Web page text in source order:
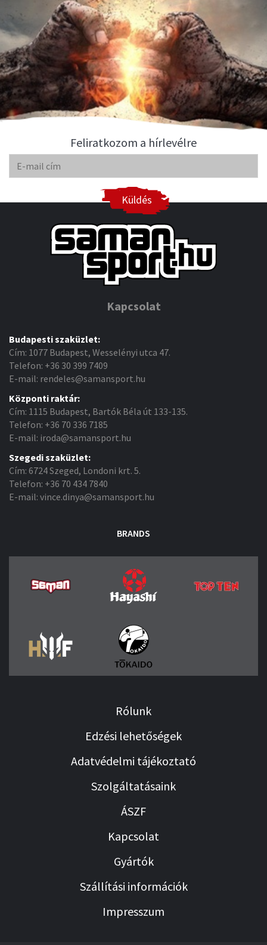
Feliratkozom a hírlevélre
Küldés
Kapcsolat
Budapesti szaküzlet:
Cím: 1077 Budapest, Wesselényi utca 47.
Telefon: +36 30 399 7409
E-mail: rendeles@samansport.hu
Központi raktár:
Cím: 1115 Budapest, Bartók Béla út 133-135.
Telefon: +36 70 336 7185
E-mail: iroda@samansport.hu
Szegedi szaküzlet:
Cím: 6724 Szeged, Londoni krt. 5.
Telefon: +36 70 434 7840
E-mail: vince.dinya@samansport.hu
BRANDS
Rólunk
Edzési lehetőségek
Adatvédelmi tájékoztató
Szolgáltatásaink
ÁSZF
Kapcsolat
Gyártók
Szállítási információk
Impresszum